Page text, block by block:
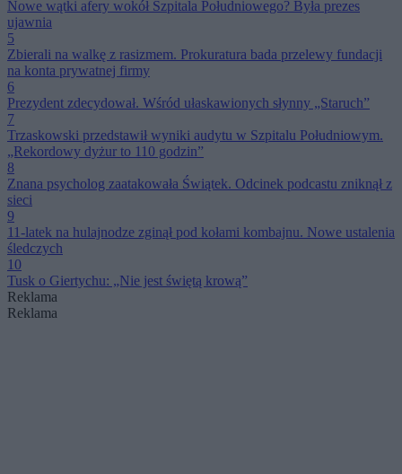
Nowe wątki afery wokół Szpitala Południowego? Była prezes
ujawnia
5
Zbierali na walkę z rasizmem. Prokuratura bada przelewy fundacji
na konta prywatnej firmy
6
Prezydent zdecydował. Wśród ułaskawionych słynny „Staruch”
7
Trzaskowski przedstawił wyniki audytu w Szpitalu Południowym.
„Rekordowy dyżur to 110 godzin”
8
Znana psycholog zaatakowała Świątek. Odcinek podcastu zniknął z
sieci
9
11-latek na hulajnodze zginął pod kołami kombajnu. Nowe ustalenia
śledczych
10
Tusk o Giertychu: „Nie jest świętą krową”
Reklama
Reklama